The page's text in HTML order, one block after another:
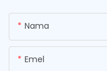
Nama
Emel